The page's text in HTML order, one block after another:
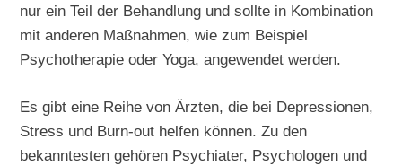
nur ein Teil der Behandlung und sollte in Kombination
mit anderen Maßnahmen, wie zum Beispiel
Psychotherapie oder Yoga, angewendet werden.
Es gibt eine Reihe von Ärzten, die bei Depressionen,
Stress und Burn-out helfen können. Zu den
bekanntesten gehören Psychiater, Psychologen und